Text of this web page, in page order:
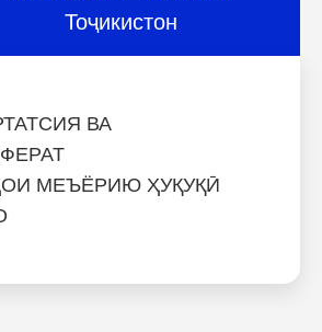
Тоҷикистон
ВА
МЕЪЁРИЮ ҲУҚУҚӢ